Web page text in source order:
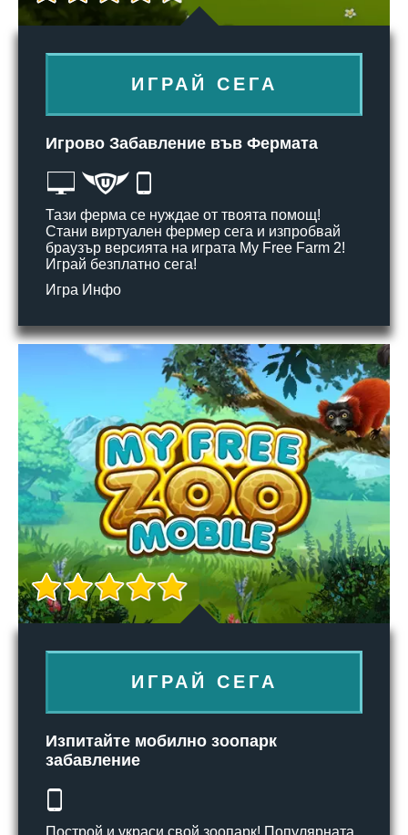
ИГРАЙ СЕГА
Игрово Забавление във Фермата
Тази ферма се нуждае от твоята помощ!
Стани виртуален фермер сега и изпробвай
браузър версията на играта My Free Farm 2!
Играй безплатно сега!
Игра Инфо
ИГРАЙ СЕГА
Изпитайте мобилно зоопарк
забавление
Построй и украси свой зоопарк! Популярната